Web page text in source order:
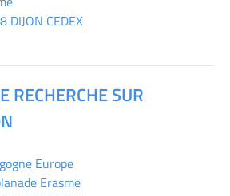
CEDEX
RECHERCHE SUR
Europe
Erasme